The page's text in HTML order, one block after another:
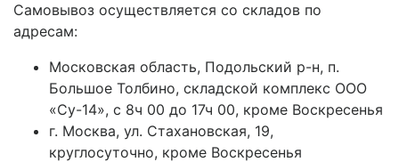
Самовывоз осуществляется со складов по
адресам:
Московская область, Подольский р-н, п.
Большое Толбино, складской комплекс ООО
«Су-14», с 8ч 00 до 17ч 00, кроме Воскресенья
г. Москва, ул. Стахановская, 19,
круглосуточно, кроме Воскресенья